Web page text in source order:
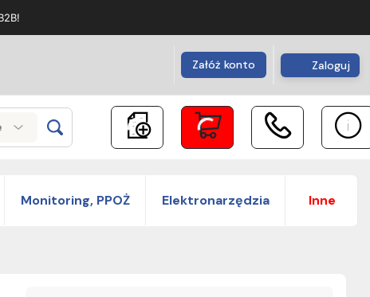
Załóż konto Zaloguj
Monitoring, PPOŻ Elektronarzędzia Inne